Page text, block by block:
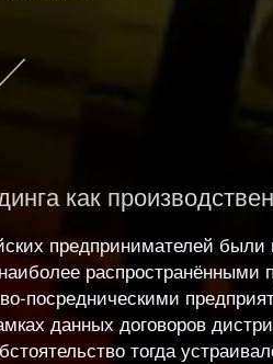
как
предпринимателей были
распространёнными
посредническими
данных договоров
тогда